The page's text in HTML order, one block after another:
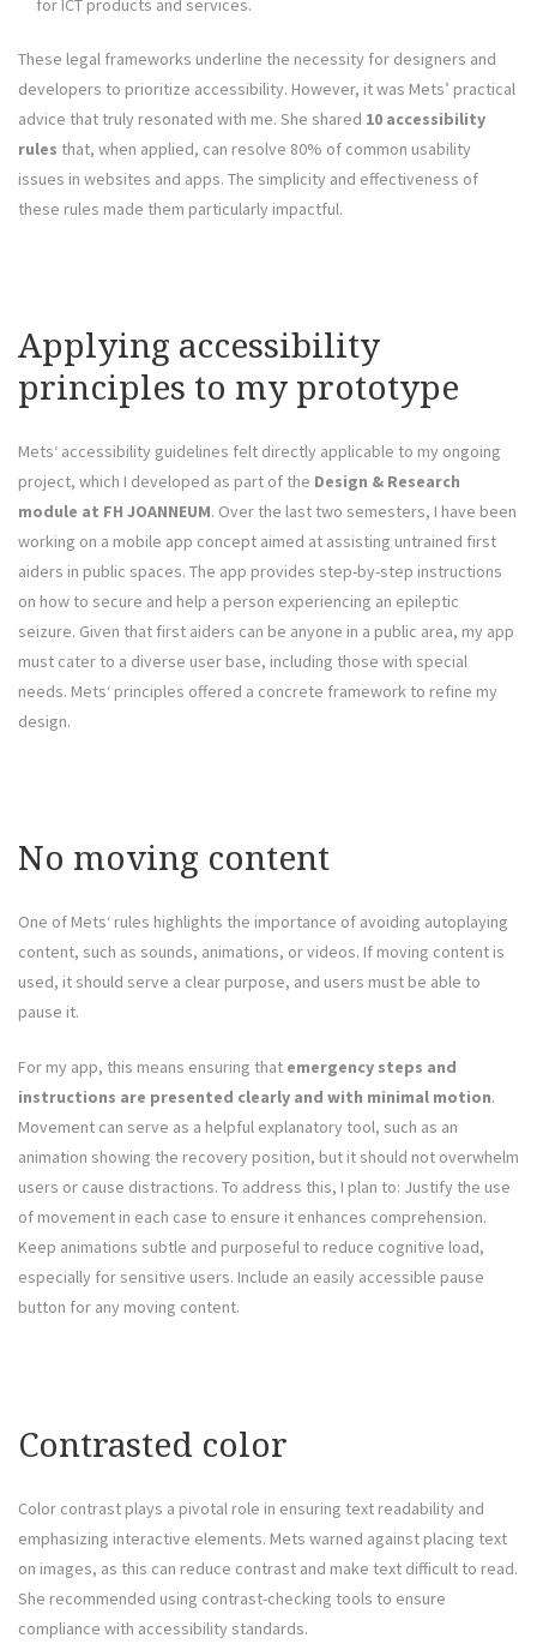
These legal frameworks underline the necessity for designers and
developers to prioritize accessibility. However, it was Mets’ practical
advice that truly resonated with me. She shared 10 accessibility
rules that, when applied, can resolve 80% of common usability
issues in websites and apps. The simplicity and effectiveness of
these rules made them particularly impactful.
Applying accessibility
principles to my prototype
Mets‘ accessibility guidelines felt directly applicable to my ongoing
project, which I developed as part of the Design & Research
module at FH JOANNEUM. Over the last two semesters, I have been
working on a mobile app concept aimed at assisting untrained first
aiders in public spaces. The app provides step-by-step instructions
on how to secure and help a person experiencing an epileptic
seizure. Given that first aiders can be anyone in a public area, my app
must cater to a diverse user base, including those with special
needs. Mets‘ principles offered a concrete framework to refine my
design.
No moving content
One of Mets‘ rules highlights the importance of avoiding autoplaying
content, such as sounds, animations, or videos. If moving content is
used, it should serve a clear purpose, and users must be able to
pause it.
For my app, this means ensuring that emergency steps and
instructions are presented clearly and with minimal motion.
Movement can serve as a helpful explanatory tool, such as an
animation showing the recovery position, but it should not overwhelm
users or cause distractions. To address this, I plan to: Justify the use
of movement in each case to ensure it enhances comprehension.
Keep animations subtle and purposeful to reduce cognitive load,
especially for sensitive users. Include an easily accessible pause
button for any moving content.
Contrasted color
Color contrast plays a pivotal role in ensuring text readability and
emphasizing interactive elements. Mets warned against placing text
on images, as this can reduce contrast and make text difficult to read.
She recommended using contrast-checking tools to ensure
compliance with accessibility standards.